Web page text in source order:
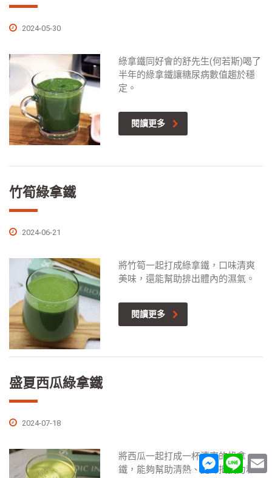
2024-05-30
綠拿鐵同好會的舒先生(何若斯)喝了
半年的綠拿鐵讓糖尿病數值趨於穩
定。
閱讀更多
竹筍綠拿鐵
2024-06-21
將竹筍一起打成綠拿鐵，口味清爽
美味，還能幫助排出體內的濕氣。
閱讀更多
盛夏西瓜綠拿鐵
2024-07-18
將西瓜一起打成一杯清爽的綠拿
鐵，能夠幫助清熱、提升抵抗力和
Messenger
Line